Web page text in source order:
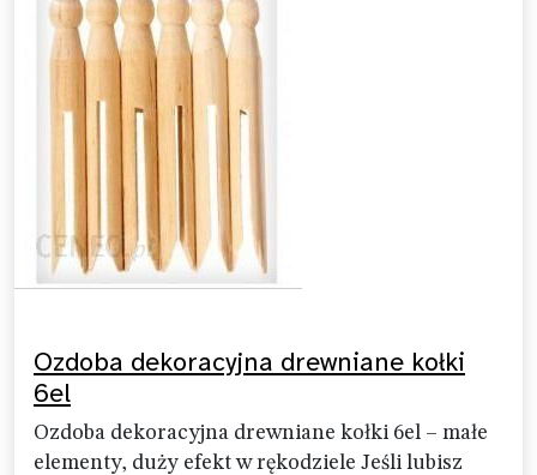
Ozdoba dekoracyjna drewniane kołki
6el
Ozdoba dekoracyjna drewniane kołki 6el – małe
elementy, duży efekt w rękodziele Jeśli lubisz